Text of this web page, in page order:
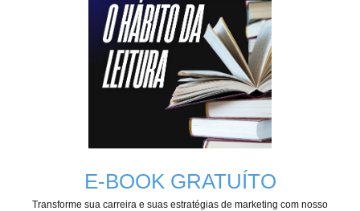
E-BOOK GRATUÍTO
Transforme sua carreira e suas estratégias de marketing com nosso